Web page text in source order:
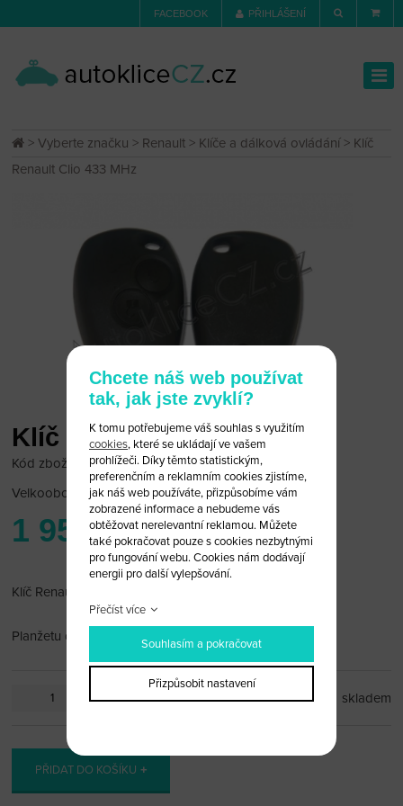
FACEBOOK PŘIHLÁŠENÍ
>Vyberte značku > Renault > Klíče a dálková ovládání> Klíč
Renault Clio 433 MHz
Klíč Renault Clio 433 MHz
Kód zboží: Ren 33/2d
Velkoobchodní cena:po přihlášení
1 950 Kč
Klíč Renault s dálkovým ovládáním 433 MHz.
Planžetu dodáme dle požadavku
ks skladem
PŘIDAT DO KOŠÍKU
Chcete náš web používat
tak, jak jste zvyklí?
K tomu potřebujeme váš souhlas s využitím
cookies, které se ukládají ve vašem
prohlížeči. Díky těmto statistickým,
preferenčním a reklamním cookies zjistíme,
jak náš web používáte, přizpůsobíme vám
zobrazené informace a nebudeme vás
obtěžovat nerelevantní reklamou. Můžete
také pokračovat pouze s cookies nezbytnými
pro fungování webu. Cookies nám dodávají
energii pro další vylepšování.
Přečíst více
Souhlasím a pokračovat
Přizpůsobit nastavení